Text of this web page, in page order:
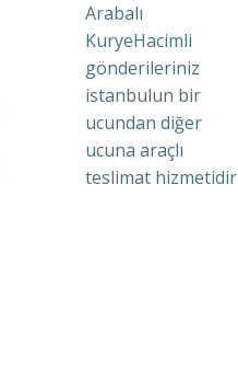
Arabalı
KuryeHacimli
gönderileriniz
istanbulun bir
ucundan diğer
ucuna araçlı
teslimat hizmetidir